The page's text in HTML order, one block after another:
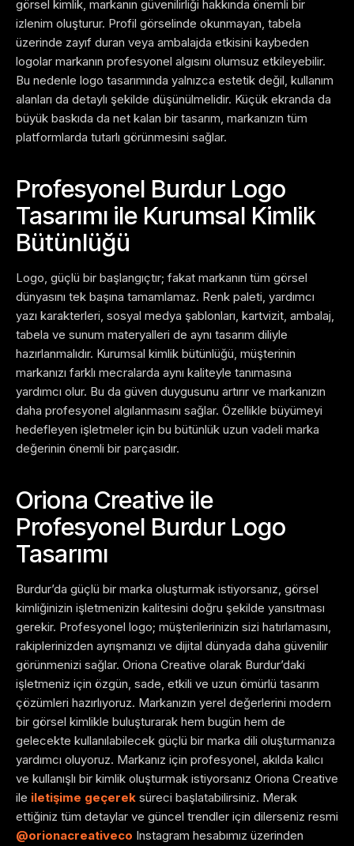
görsel kimlik, markanın güvenilirliği hakkında önemli bir
izlenim oluşturur. Profil görselinde okunmayan, tabela
üzerinde zayıf duran veya ambalajda etkisini kaybeden
logolar markanın profesyonel algısını olumsuz etkileyebilir.
Bu nedenle logo tasarımında yalnızca estetik değil, kullanım
alanları da detaylı şekilde düşünülmelidir. Küçük ekranda da
büyük baskıda da net kalan bir tasarım, markanızın tüm
platformlarda tutarlı görünmesini sağlar.
Profesyonel Burdur Logo
Tasarımı ile Kurumsal Kimlik
Bütünlüğü
Logo, güçlü bir başlangıçtır; fakat markanın tüm görsel
dünyasını tek başına tamamlamaz. Renk paleti, yardımcı
yazı karakterleri, sosyal medya şablonları, kartvizit, ambalaj,
tabela ve sunum materyalleri de aynı tasarım diliyle
hazırlanmalıdır. Kurumsal kimlik bütünlüğü, müşterinin
markanızı farklı mecralarda aynı kaliteyle tanımasına
yardımcı olur. Bu da güven duygusunu artırır ve markanızın
daha profesyonel algılanmasını sağlar. Özellikle büyümeyi
hedefleyen işletmeler için bu bütünlük uzun vadeli marka
değerinin önemli bir parçasıdır.
Oriona Creative ile
Profesyonel Burdur Logo
Tasarımı
Burdur’da güçlü bir marka oluşturmak istiyorsanız, görsel
kimliğinizin işletmenizin kalitesini doğru şekilde yansıtması
gerekir. Profesyonel logo; müşterilerinizin sizi hatırlamasını,
rakiplerinizden ayrışmanızı ve dijital dünyada daha güvenilir
görünmenizi sağlar. Oriona Creative olarak Burdur’daki
işletmeniz için özgün, sade, etkili ve uzun ömürlü tasarım
çözümleri hazırlıyoruz. Markanızın yerel değerlerini modern
bir görsel kimlikle buluşturarak hem bugün hem de
gelecekte kullanılabilecek güçlü bir marka dili oluşturmanıza
yardımcı oluyoruz. Markanız için profesyonel, akılda kalıcı
ve kullanışlı bir kimlik oluşturmak istiyorsanız Oriona Creative
ile iletişime geçerek süreci başlatabilirsiniz. Merak
ettiğiniz tüm detaylar ve güncel trendler için dilerseniz resmi
@orionacreativeco Instagram hesabımız üzerinden